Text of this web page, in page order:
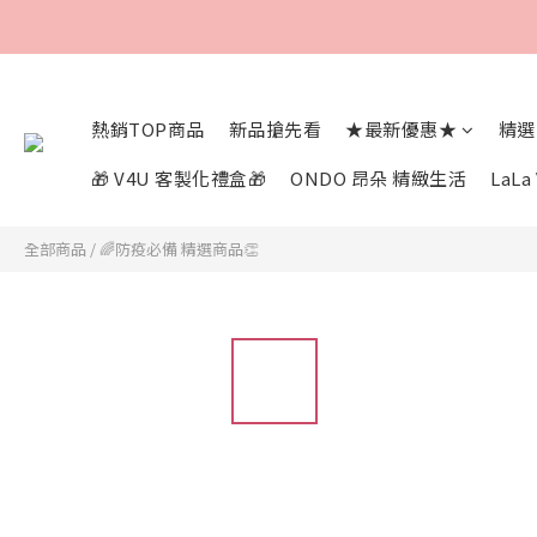
熱銷TOP商品 新品搶先看 ★最新優惠★
精
🎁 V4U 客製化禮盒🎁
ONDO 昂朵 精緻生活 LaLa
全部商品 / 🌈防疫必備 精選商品👏